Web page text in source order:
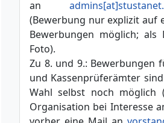
an
(Bewerbung nur explizit auf
Bewerbungen möglich; als
Foto).
Zu 8. und 9.: Bewerbungen
und Kassenprüferämter
Wahl selbst noch möglich
Organisation bei Interesse